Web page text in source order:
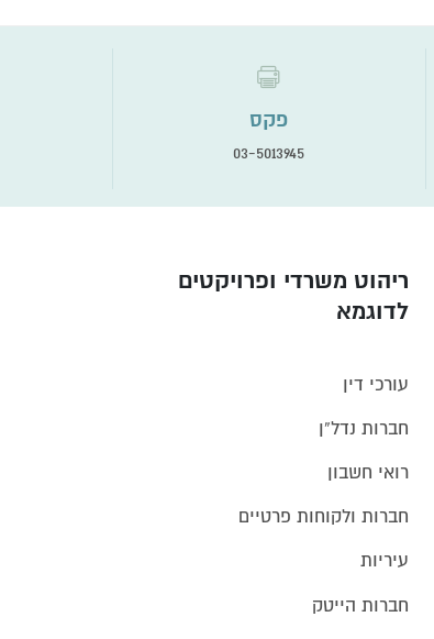
פקס
03-5013945
ריהוט משרדי ופרויקטים
לדוגמא
עורכי דין
חברות נדל”ן
רואי חשבון
חברות ולקוחות פרטיים
עיריות
חברות הייטק